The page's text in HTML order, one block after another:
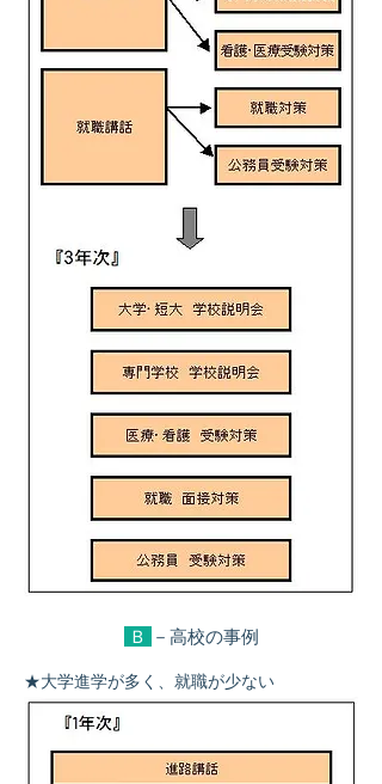
Ｂ －高校の事例
★大学進学が多く、就職が少ない